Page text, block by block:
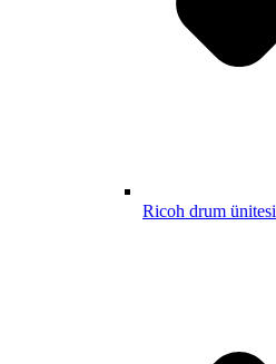
Ricoh drum ünitesi